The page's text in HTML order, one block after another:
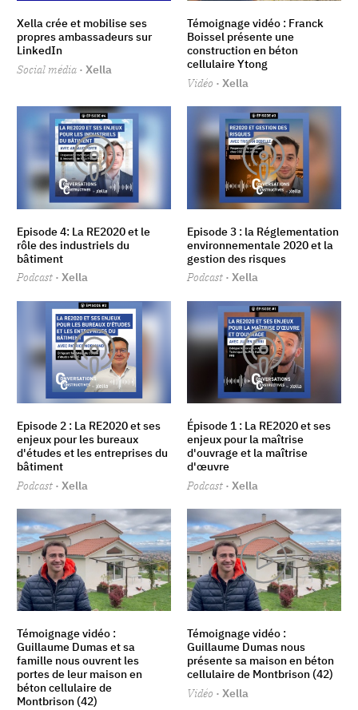
Xella crée et mobilise ses
propres ambassadeurs sur
LinkedIn
Social média · Xella
Témoignage vidéo : Franck
Boissel présente une
construction en béton
cellulaire Ytong
Vidéo · Xella
Episode 4: La RE2020 et le
rôle des industriels du
bâtiment
Podcast · Xella
Episode 3 : la Réglementation
environnementale 2020 et la
gestion des risques
Podcast · Xella
Episode 2 : La RE2020 et ses
enjeux pour les bureaux
d'études et les entreprises du
bâtiment
Podcast · Xella
Épisode 1 : La RE2020 et ses
enjeux pour la maîtrise
d'ouvrage et la maîtrise
d'œuvre
Podcast · Xella
Témoignage vidéo :
Guillaume Dumas et sa
famille nous ouvrent les
portes de leur maison en
béton cellulaire de
Montbrison (42)
Témoignage vidéo :
Guillaume Dumas nous
présente sa maison en béton
cellulaire de Montbrison (42)
Vidéo · Xella